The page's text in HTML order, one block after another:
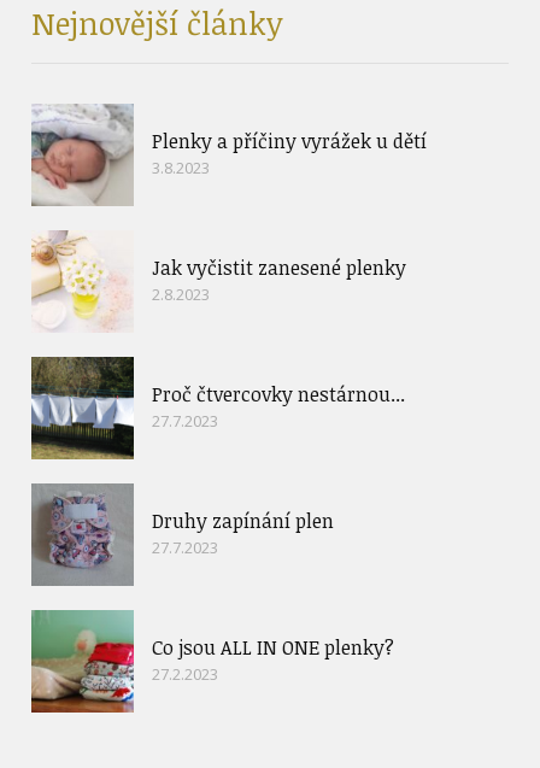
Nejnovější články
Plenky a příčiny vyrážek u dětí
3.8.2023
Jak vyčistit zanesené plenky
2.8.2023
Proč čtvercovky nestárnou...
27.7.2023
Druhy zapínání plen
27.7.2023
Co jsou ALL IN ONE plenky?
27.2.2023